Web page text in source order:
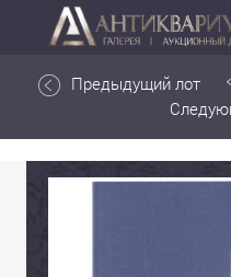
Предыдущий лот